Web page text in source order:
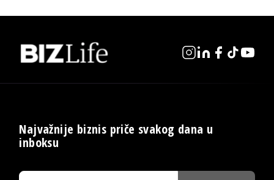
Najvažnije biznis priče svakog dana u
inboksu